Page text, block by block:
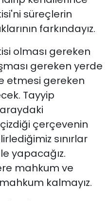
süreçlerin
farkındayız.
olması gereken
gereken yerde
etmesi gereken
Tayyip
çizdiği çerçevenin
sınırlar
yapacağız.
mahkum ve
kalmayız.